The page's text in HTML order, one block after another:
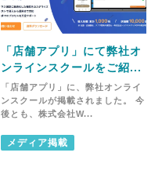
「店舗アプリ」にて弊社オ
ンラインスクールをご紹...
「店舗アプリ」に、弊社オンライ
ンスクールが掲載されました。 今
後とも、株式会社W...
メディア掲載